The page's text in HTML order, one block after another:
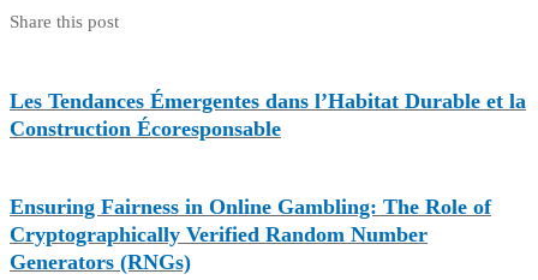
Share this post
Les Tendances Émergentes dans l’Habitat Durable et la
Construction Écoresponsable
Ensuring Fairness in Online Gambling: The Role of
Cryptographically Verified Random Number
Generators (RNGs)